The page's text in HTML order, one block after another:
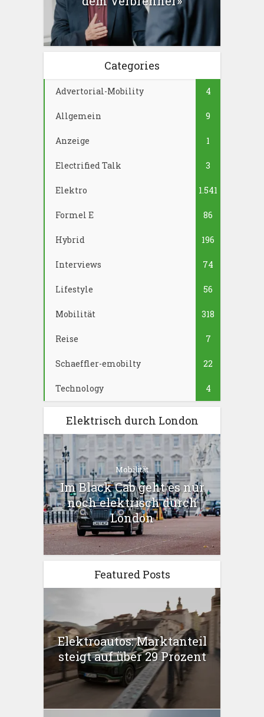
Categories
Advertorial-Mobility 4
Allgemein 9
Anzeige 1
Electrified Talk 3
Elektro 1.541
Formel E 86
Hybrid 196
Interviews 74
Lifestyle 56
Mobilität 318
Reise 7
Schaeffler-emobilty 22
Technology 4
Elektrisch durch London
Mobilität
Im Black Cab geht es nur
noch elektrisch durch
London
Featured Posts
Elektroautos: Marktanteil
steigt auf über 29 Prozent